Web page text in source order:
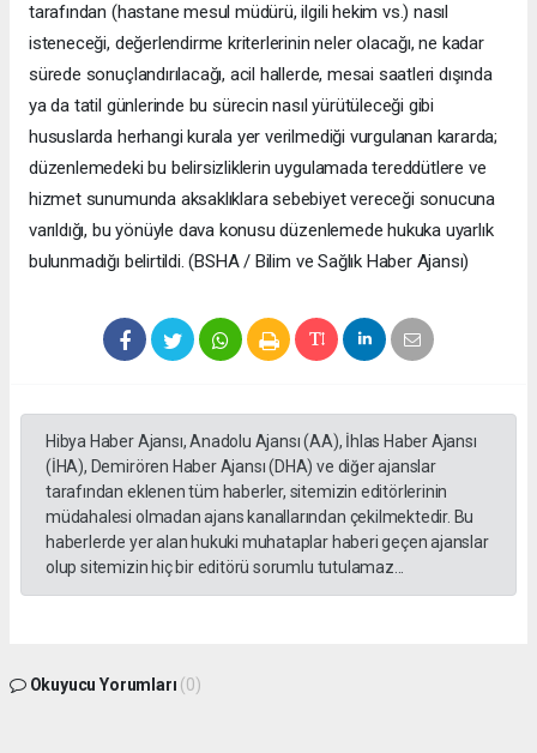
tarafından (hastane mesul müdürü, ilgili hekim vs.) nasıl
isteneceği, değerlendirme kriterlerinin neler olacağı, ne kadar
sürede sonuçlandırılacağı, acil hallerde, mesai saatleri dışında
ya da tatil günlerinde bu sürecin nasıl yürütüleceği gibi
hususlarda herhangi kurala yer verilmediği vurgulanan kararda;
düzenlemedeki bu belirsizliklerin uygulamada tereddütlere ve
hizmet sunumunda aksaklıklara sebebiyet vereceği sonucuna
varıldığı, bu yönüyle dava konusu düzenlemede hukuka uyarlık
bulunmadığı belirtildi. (BSHA / Bilim ve Sağlık Haber Ajansı)
Hibya Haber Ajansı, Anadolu Ajansı (AA), İhlas Haber Ajansı
(İHA), Demirören Haber Ajansı (DHA) ve diğer ajanslar
tarafından eklenen tüm haberler, sitemizin editörlerinin
müdahalesi olmadan ajans kanallarından çekilmektedir. Bu
haberlerde yer alan hukuki muhataplar haberi geçen ajanslar
olup sitemizin hiç bir editörü sorumlu tutulamaz...
Okuyucu Yorumları (0)